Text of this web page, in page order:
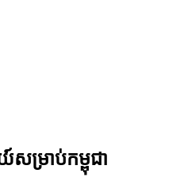
ម្រាប់កម្ពុជា